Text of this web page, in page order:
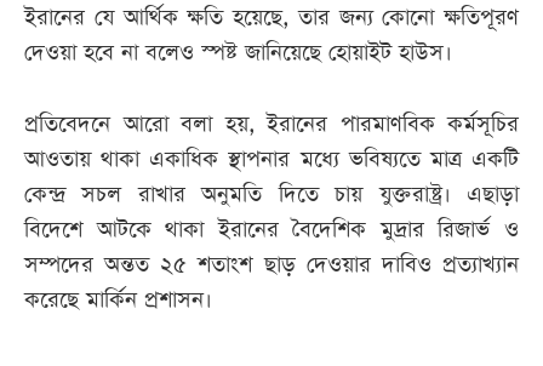
ইরানের যে আর্থিক ক্ষতি হয়েছে, তার জন্য কোনো ক্ষতিপূরণ
দেওয়া হবে না বলেও স্পষ্ট জানিয়েছে হোয়াইট হাউস।
প্রতিবেদনে আরো বলা হয়, ইরানের পারমাণবিক কর্মসূচির
আওতায় থাকা একাধিক স্থাপনার মধ্যে ভবিষ্যতে মাত্র একটি
কেন্দ্র সচল রাখার অনুমতি দিতে চায় যুক্তরাষ্ট্র। এছাড়া
বিদেশে আটকে থাকা ইরানের বৈদেশিক মুদ্রার রিজার্ভ ও
সম্পদের অন্তত ২৫ শতাংশ ছাড় দেওয়ার দাবিও প্রত্যাখ্যান
করেছে মার্কিন প্রশাসন।